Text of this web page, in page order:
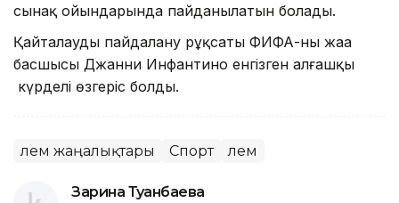
сынақ ойындарында пайданылатын болады.
Қайталауды пайдалану рұқсаты ФИФА-ның жаңа
басшысы Джанни Инфантино енгізген алғашқы
күрделі өзгеріс болды.
Әлем жаңалықтары Спорт Әлем
Зарина Туғанбаева